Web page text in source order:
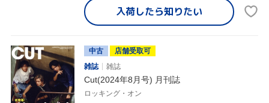
入荷したら知りたい
中古
店舗受取可
雑誌
雑誌
Cut(2024年8月号) 月刊誌
ロッキング・オン